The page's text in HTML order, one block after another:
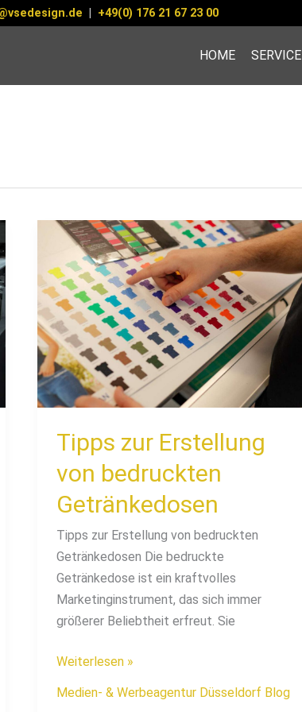
| +49(0) 176 21 67 23 00
HOME SERVICE
Tipps zur Erstellung
von bedruckten
Getränkedosen
Tipps zur Erstellung von bedruckten
Getränkedosen Die bedruckte
Getränkedose ist ein kraftvolles
Marketinginstrument, das sich immer
größerer Beliebtheit erfreut. Sie
Tipps
zur
Erstellung
von
bedruckten
Getränkedosen
Weiterlesen »
Medien- & Werbeagentur Düsseldorf Blog